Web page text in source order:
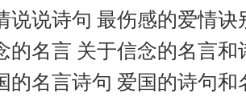
说说诗句 最伤感的爱情诀
的名言 关于信念的名言和
的名言诗句 爱国的诗句和